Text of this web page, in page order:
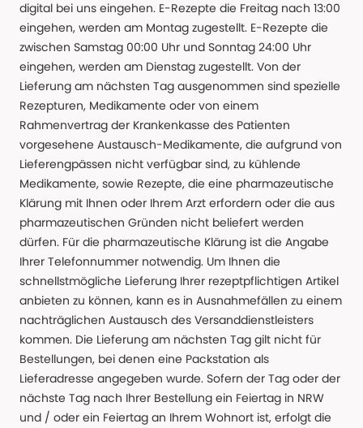
digital bei uns eingehen. E-Rezepte die Freitag nach 13:00
eingehen, werden am Montag zugestellt. E-Rezepte die
zwischen Samstag 00:00 Uhr und Sonntag 24:00 Uhr
eingehen, werden am Dienstag zugestellt. Von der
Lieferung am nächsten Tag ausgenommen sind spezielle
Rezepturen, Medikamente oder von einem
Rahmenvertrag der Krankenkasse des Patienten
vorgesehene Austausch-Medikamente, die aufgrund von
Lieferengpässen nicht verfügbar sind, zu kühlende
Medikamente, sowie Rezepte, die eine pharmazeutische
Klärung mit Ihnen oder Ihrem Arzt erfordern oder die aus
pharmazeutischen Gründen nicht beliefert werden
dürfen. Für die pharmazeutische Klärung ist die Angabe
Ihrer Telefonnummer notwendig. Um Ihnen die
schnellstmögliche Lieferung Ihrer rezeptpflichtigen Artikel
anbieten zu können, kann es in Ausnahmefällen zu einem
nachträglichen Austausch des Versanddienstleisters
kommen. Die Lieferung am nächsten Tag gilt nicht für
Bestellungen, bei denen eine Packstation als
Lieferadresse angegeben wurde. Sofern der Tag oder der
nächste Tag nach Ihrer Bestellung ein Feiertag in NRW
und / oder ein Feiertag an Ihrem Wohnort ist, erfolgt die